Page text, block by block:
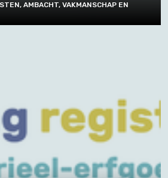
AMBACHT, VAKMANSCHAP EN